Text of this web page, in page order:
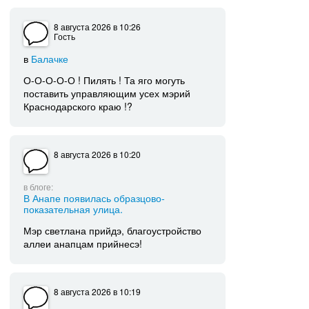
8 августа 2026в 10:26
Гость
в Балачке
О-О-О-О-О ! Пилять ! Та яго могуть
поставить управляющим усех мэрий
Краснодарского краю !?
8 августа 2026в 10:20
в блоге:
В Анапе появилась образцово-
показательная улица.
Мэр светлана прийдэ, благоустройство
аллеи анапцам прийнесэ!
8 августа 2026в 10:19